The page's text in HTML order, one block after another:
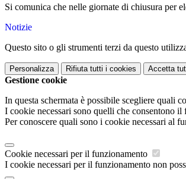
Si comunica che nelle giornate di chiusura per
Notizie
Questo sito o gli strumenti terzi da questo
Personalizza Rifiuta tutti i cookies Accetta
Gestione cookie
In questa schermata è possibile scegliere quali
I cookie necessari sono quelli che consentono
Per conoscere quali sono i cookie necessari al
Cookie necessari per il funzionamento
I cookie necessari per il funzionamento non